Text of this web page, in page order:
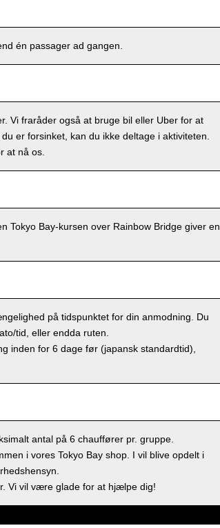
én passager ad gangen.
Vi fraråder også at bruge bil eller Uber for at
er forsinket, kan du ikke deltage i aktiviteten.
at nå os.
Tokyo Bay-kursen over Rainbow Bridge giver en
på tidspunktet for din anmodning. Du
tid, eller endda ruten.
inden for 6 dage før (japansk standardtid),
antal på 6 chauffører pr. gruppe.
i vores Tokyo Bay shop. I vil blive opdelt i
Vi vil være glade for at hjælpe dig!